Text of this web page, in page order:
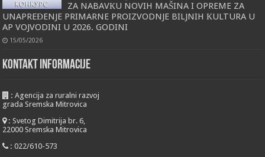
ZA NABAVКU NOVIH MAŠINA I OPREME ZA
UNAPREĐENJE PRIMARNE PROIZVODNJE BILJNIH КULTURA U
AP VOJVODINI U 2026. GODINI
15/05/2026
KONTAKT INFORMACIJE
:Agencija za ruralni razvoj
grada Sremska Mitrovica
: Svetog Dimitrija br. 6,
22000 Sremska Mitrovica
:022/610-573